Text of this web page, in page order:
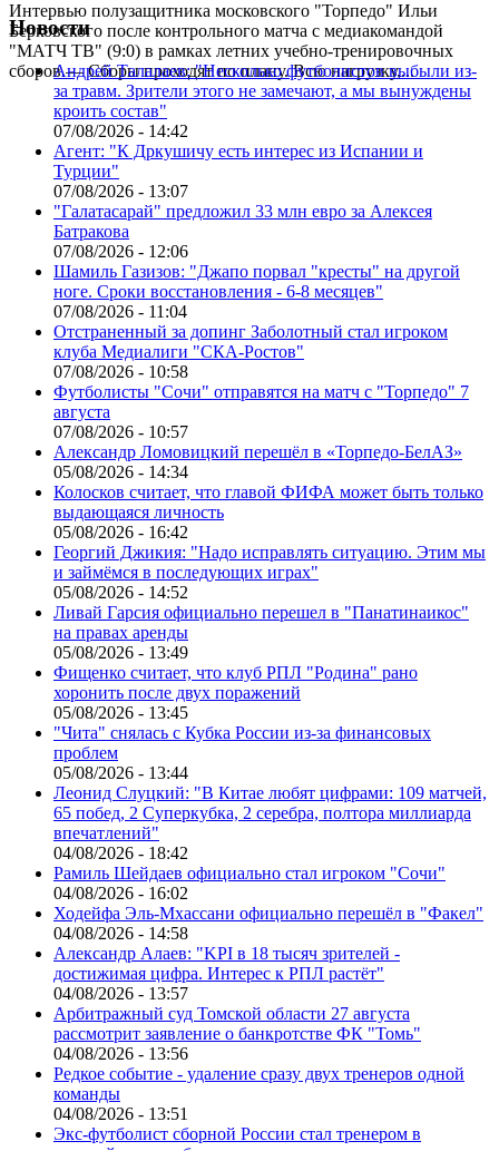
Интервью полузащитника московского "Торпедо" Ильи
Берковского после контрольного матча с медиакомандой
"МАТЧ ТВ" (9:0) в рамках летних учебно-тренировочных
сборов.— Сборы проходят по плану. Всю нагрузку,...
Новости
Андрей Талалаев: "Несколько футболистов выбыли из-
за травм. Зрители этого не замечают, а мы вынуждены
кроить состав"
07/08/2026 - 14:42
Агент: "К Дркушичу есть интерес из Испании и
Турции"
07/08/2026 - 13:07
"Галатасарай" предложил 33 млн евро за Алексея
Батракова
07/08/2026 - 12:06
Шамиль Газизов: "Джапо порвал "кресты" на другой
ноге. Сроки восстановления - 6-8 месяцев"
07/08/2026 - 11:04
Отстраненный за допинг Заболотный стал игроком
клуба Медиалиги "СКА-Ростов"
07/08/2026 - 10:58
Футболисты "Сочи" отправятся на матч с "Торпедо" 7
августа
07/08/2026 - 10:57
Александр Ломовицкий перешёл в «Торпедо-БелАЗ»
05/08/2026 - 14:34
Колосков считает, что главой ФИФА может быть только
выдающаяся личность
05/08/2026 - 16:42
Георгий Джикия: "Надо исправлять ситуацию. Этим мы
и займёмся в последующих играх"
05/08/2026 - 14:52
Ливай Гарсия официально перешел в "Панатинаикос"
на правах аренды
05/08/2026 - 13:49
Фищенко считает, что клуб РПЛ "Родина" рано
хоронить после двух поражений
05/08/2026 - 13:45
"Чита" снялась с Кубка России из-за финансовых
проблем
05/08/2026 - 13:44
Леонид Слуцкий: "В Китае любят цифрами: 109 матчей,
65 побед, 2 Суперкубка, 2 серебра, полтора миллиарда
впечатлений"
04/08/2026 - 18:42
Рамиль Шейдаев официально стал игроком "Сочи"
04/08/2026 - 16:02
Ходейфа Эль-Мхассани официально перешёл в "Факел"
04/08/2026 - 14:58
Александр Алаев: "KPI в 18 тысяч зрителей -
достижимая цифра. Интерес к РПЛ растёт"
04/08/2026 - 13:57
Арбитражный суд Томской области 27 августа
рассмотрит заявление о банкротстве ФК "Томь"
04/08/2026 - 13:56
Редкое событие - удаление сразу двух тренеров одной
команды
04/08/2026 - 13:51
Экс-футболист сборной России стал тренером в